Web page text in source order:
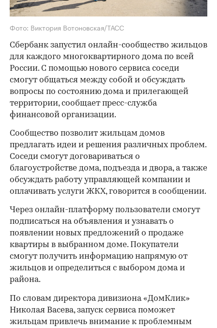
Фото: Виктория Вотоновская/ТАСС
Сбербанк запустил онлайн-сообщество жильцов
для каждого многоквартирного дома по всей
России. С помощью нового сервиса соседи
смогут общаться между собой и обсуждать
вопросы по состоянию дома и прилегающей
территории, сообщает пресс-служба
финансовой организации.
Сообщество позволит жильцам домов
предлагать идеи и решения различных проблем.
Соседи смогут договариваться о
благоустройстве дома, подъезда и двора, а также
обсуждать работу управляющей компании и
оплачивать услуги ЖКХ, говорится в сообщении.
Через онлайн-платформу пользователи смогут
подписаться на объявления и узнавать о
появлении новых предложений о продаже
квартиры в выбранном доме. Покупатели
смогут получить информацию напрямую от
жильцов и определиться с выбором дома и
района.
По словам директора дивизиона «ДомКлик»
Николая Васева, запуск сервиса поможет
жильцам привлечь внимание к проблемным